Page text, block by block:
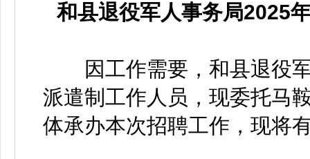
和县退役军人事务局2025
因工作需要，和县退役军
派遣制工作人员，现委托马
体承办本次招聘工作，现将